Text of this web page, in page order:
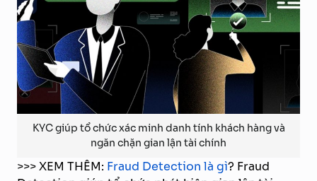
KYC giúp tổ chức xác minh danh tính khách hàng và
ngăn chặn gian lận tài chính
>>> XEM THÊM: Fraud Detection là gì? Fraud